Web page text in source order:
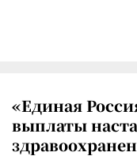
«Единая
выплаты